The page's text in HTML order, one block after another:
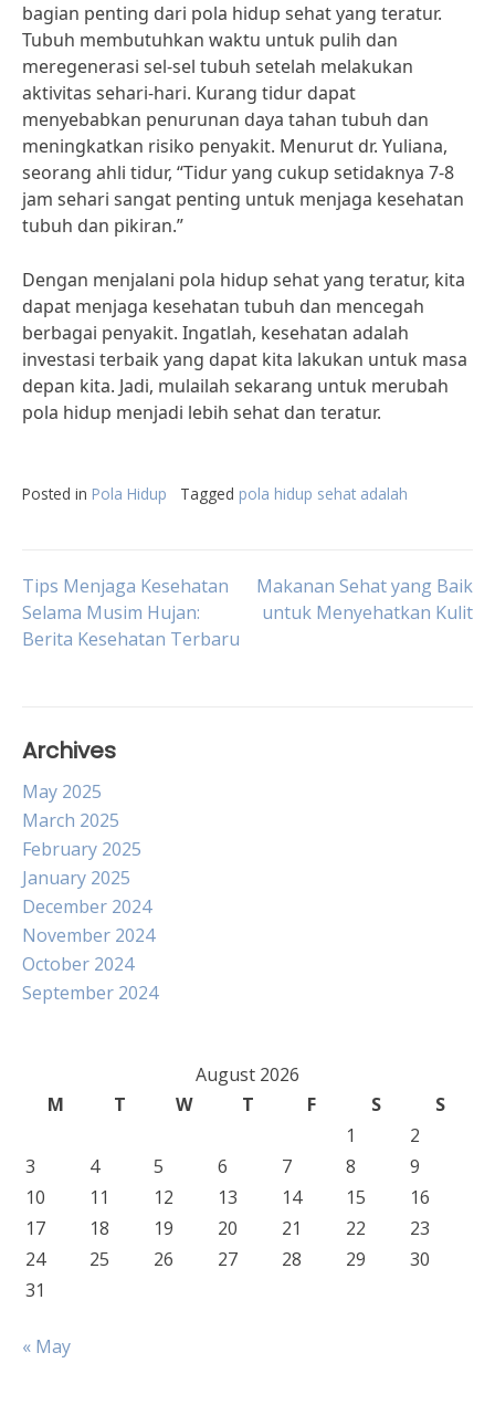
bagian penting dari pola hidup sehat yang teratur.
Tubuh membutuhkan waktu untuk pulih dan
meregenerasi sel-sel tubuh setelah melakukan
aktivitas sehari-hari. Kurang tidur dapat
menyebabkan penurunan daya tahan tubuh dan
meningkatkan risiko penyakit. Menurut dr. Yuliana,
seorang ahli tidur, “Tidur yang cukup setidaknya 7-8
jam sehari sangat penting untuk menjaga kesehatan
tubuh dan pikiran.”
Dengan menjalani pola hidup sehat yang teratur, kita
dapat menjaga kesehatan tubuh dan mencegah
berbagai penyakit. Ingatlah, kesehatan adalah
investasi terbaik yang dapat kita lakukan untuk masa
depan kita. Jadi, mulailah sekarang untuk merubah
pola hidup menjadi lebih sehat dan teratur.
Posted in Pola Hidup Tagged pola hidup sehat adalah
Post
navigation
Tips Menjaga Kesehatan
Selama Musim Hujan:
Berita Kesehatan Terbaru
Makanan Sehat yang Baik
untuk Menyehatkan Kulit
Archives
May 2025
March 2025
February 2025
January 2025
December 2024
November 2024
October 2024
September 2024
August 2026
M
T W T F S
S
1
2
3
4 5 6 7 8
9
10
11 12 13 14 15
16
17
18 19 20 21 22
23
24
25 26 27 28 29
30
31
« May